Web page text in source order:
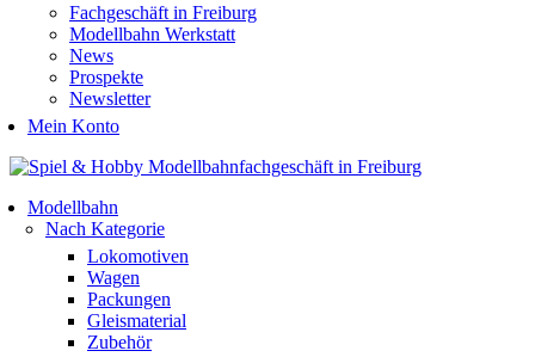
Fachgeschäft in Freiburg
Modellbahn Werkstatt
News
Prospekte
Newsletter
Mein Konto
Modellbahn
Nach Kategorie
Lokomotiven
Wagen
Packungen
Gleismaterial
Zubehör